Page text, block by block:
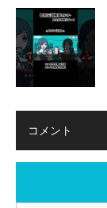
コメント